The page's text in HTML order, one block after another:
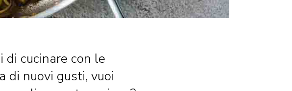
di cucinare con le
di nuovi gusti, vuoi